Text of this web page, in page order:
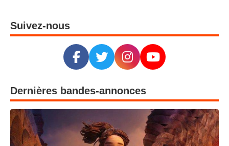
Suivez-nous
Dernières bandes-annonces